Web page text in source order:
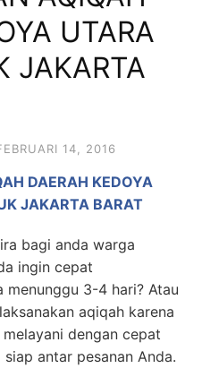
UTARA
JAKARTA
14, 2016
DAERAH KEDOYA
JAKARTA BARAT
bagi anda warga
ingin cepat
menunggu 3-4 hari? Atau
aqiqah karena
dengan cepat
antar pesanan Anda.